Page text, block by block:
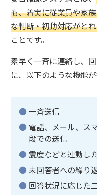
も、着実に従業員や家
な判断・初動対応がと
ことです。
素早く一斉に連絡し、
に、以下のような機能が
一斉送信
電話、メール、ス
段での送信
震度などと連動し
未回答者への繰り
回答状況に応じた